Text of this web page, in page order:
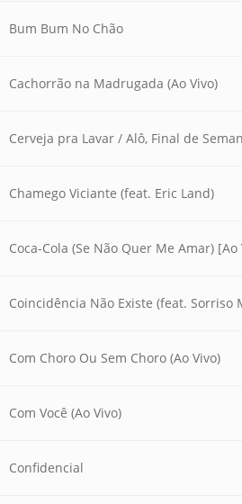
Bum Bum No Chão
Cachorrão na Madrugada (Ao Vivo)
Chamego Viciante (feat. Eric Land)
Coca-Cola (Se Não Quer Me Amar) [Ao
Coincidência Não Existe (feat. Sorriso
Com Choro Ou Sem Choro (Ao Vivo)
Com Você (Ao Vivo)
Confidencial